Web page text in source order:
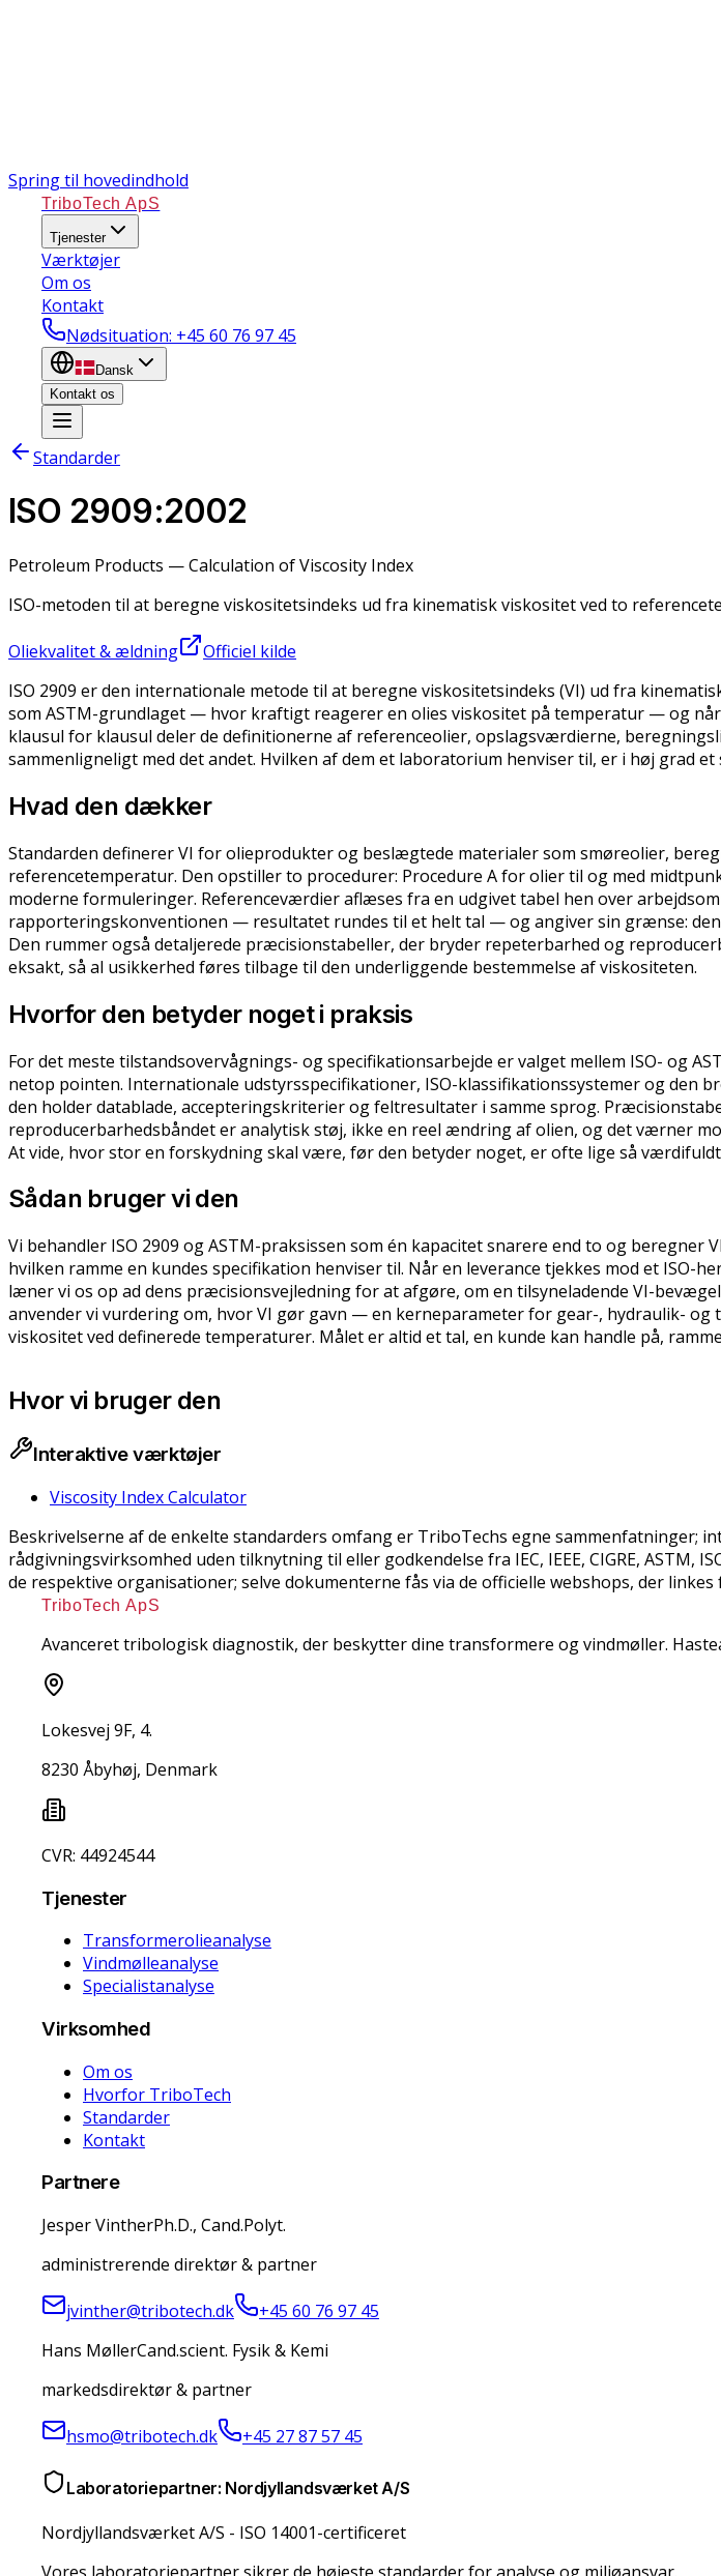
Spring til hovedindhold
TriboTech ApS
Tjenester
Værktøjer
Om os
Kontakt
Nødsituation: +45 60 76 97 45
Dansk
Kontakt os
Standarder
ISO 2909:2002
Petroleum Products — Calculation of Viscosity Index
ISO-metoden til at beregne viskositetsindeks ud fra kinematisk viskositet ved to
Oliekvalitet & ældning
Officiel kilde
ISO 2909 er den internationale metode til at beregne viskositetsindeks (VI) ud fra
som ASTM-grundlaget — hvor kraftigt reagerer en olies viskositet på temperatur — og
klausul for klausul deler de definitionerne af referenceolier, opslagsværdierne,
sammenligneligt med det andet. Hvilken af dem et laboratorium henviser til, er i høj grad
Hvad den dækker
Standarden definerer VI for olieprodukter og beslægtede materialer som smøreolier,
referencetemperatur. Den opstiller to procedurer: Procedure A for olier til og med
moderne formuleringer. Referenceværdier aflæses fra en udgivet tabel hen over
rapporteringskonventionen — resultatet rundes til et helt tal — og angiver sin grænse:
Den rummer også detaljerede præcisionstabeller, der bryder repeterbarhed og
eksakt, så al usikkerhed føres tilbage til den underliggende bestemmelse af viskositeten.
Hvorfor den betyder noget i praksis
For det meste tilstandsovervågnings- og specifikationsarbejde er valget mellem ISO- og
netop pointen. Internationale udstyrsspecifikationer, ISO-klassifikationssystemer og
den holder datablade, accepteringskriterier og feltresultater i samme sprog.
reproducerbarhedsbåndet er analytisk støj, ikke en reel ændring af olien, og det værner
At vide, hvor stor en forskydning skal være, før den betyder noget, er ofte lige så
Sådan bruger vi den
Vi behandler ISO 2909 og ASTM-praksissen som én kapacitet snarere end to og
hvilken ramme en kundes specifikation henviser til. Når en leverance tjekkes mod et ISO-
læner vi os op ad dens præcisionsvejledning for at afgøre, om en tilsyneladende VI-
anvender vi vurdering om, hvor VI gør gavn — en kerneparameter for gear-, hydraulik-
viskositet ved definerede temperaturer. Målet er altid et tal, en kunde kan handle på,
Hvor vi bruger den
Interaktive værktøjer
Viscosity Index Calculator
Beskrivelserne af de enkelte standarders omfang er TriboTechs egne
rådgivningsvirksomhed uden tilknytning til eller godkendelse fra IEC, IEEE, CIGRE,
de respektive organisationer; selve dokumenterne fås via de officielle webshops, der linkes
TriboTech ApS
Avanceret tribologisk diagnostik, der beskytter dine transformere og vindmøller.
Lokesvej 9F, 4.
8230 Åbyhøj, Denmark
CVR: 44924544
Tjenester
Transformerolieanalyse
Vindmølleanalyse
Specialistanalyse
Virksomhed
Om os
Hvorfor TriboTech
Standarder
Kontakt
Partnere
Jesper VintherPh.D., Cand.Polyt.
administrerende direktør & partner
jvinther@tribotech.dk
+45 60 76 97 45
Hans MøllerCand.scient. Fysik & Kemi
markedsdirektør & partner
hsmo@tribotech.dk +45 27 87 57 45
Laboratoriepartner: Nordjyllandsværket A/S
Nordjyllandsværket A/S - ISO 14001-certificeret